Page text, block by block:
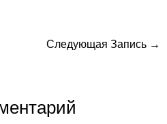
Следующая Запись →